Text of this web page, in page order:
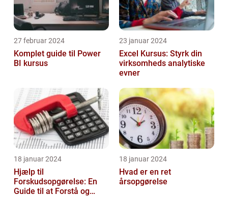
27 februar 2024
Komplet guide til Power
BI kursus
23 januar 2024
Excel Kursus: Styrk din
virksomheds analytiske
evner
18 januar 2024
Hjælp til
Forskudsopgørelse: En
Guide til at Forstå og
18 januar 2024
Hvad er en ret
årsopgørelse